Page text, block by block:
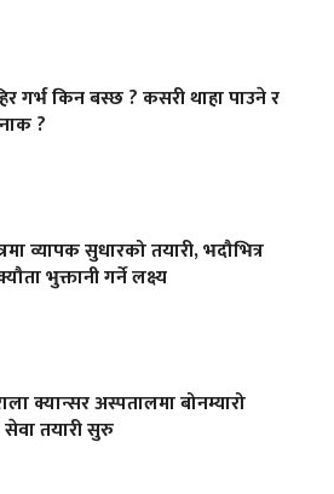
गर्भ किन बस्छ ? कसरी थाहा पाउने र
?
व्यापक सुधारको तयारी, भदौभित्र
भुक्तानी गर्ने लक्ष्य
क्यान्सर अस्पतालमा बोनम्यारो
सेवा तयारी सुरु